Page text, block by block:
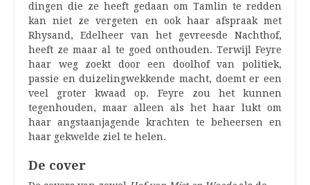
dingen die ze heeft gedaan om Tamlin te redden
kan niet ze vergeten en ook haar afspraak met
Rhysand, Edelheer van het gevreesde Nachthof,
heeft ze maar al te goed onthouden. Terwijl Feyre
haar weg zoekt door een doolhof van politiek,
passie en duizelingwekkende macht, doemt er een
veel groter kwaad op. Feyre zou het kunnen
tegenhouden, maar alleen als het haar lukt om
haar angstaanjagende krachten te beheersen en
haar gekwelde ziel te helen.
De cover